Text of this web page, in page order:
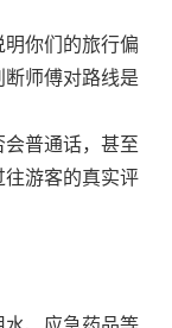
你们的旅行偏
师傅对路线是
普通话，甚至
游客的真实评